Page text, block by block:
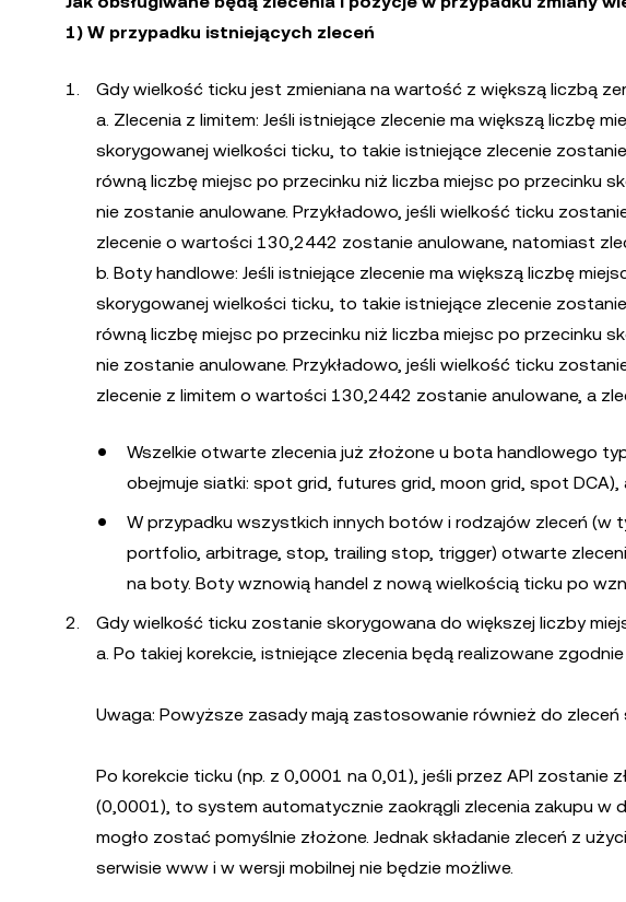
1) W przypadku istniejących zleceń
Gdy wielkość ticku jest zmieniana na wartość z większą liczbą
a. Zlecenia z limitem: Jeśli istniejące zlecenie ma większą liczbę
skorygowanej wielkości ticku, to takie istniejące zlecenie
równą liczbę miejsc po przecinku niż liczba miejsc po przecinku
nie zostanie anulowane. Przykładowo, jeśli wielkość ticku
zlecenie o wartości 130,2442 zostanie anulowane, natomiast
b. Boty handlowe: Jeśli istniejące zlecenie ma większą liczbę
skorygowanej wielkości ticku, to takie istniejące zlecenie
równą liczbę miejsc po przecinku niż liczba miejsc po przecinku
nie zostanie anulowane. Przykładowo, jeśli wielkość ticku
zlecenie z limitem o wartości 130,2442 zostanie anulowane, a
Wszelkie otwarte zlecenia już złożone u bota handlowego
obejmuje siatki: spot grid, futures grid, moon grid, spot
W przypadku wszystkich innych botów i rodzajów zleceń (w
portfolio, arbitrage, stop, trailing stop, trigger) otwarte
na boty. Boty wznowią handel z nową wielkością ticku po
Gdy wielkość ticku zostanie skorygowana do większej liczby
a. Po takiej korekcie, istniejące zlecenia będą realizowane
Uwaga: Powyższe zasady mają zastosowanie również do zleceń
Po korekcie ticku (np. z 0,0001 na 0,01), jeśli przez API zostanie
(0,0001), to system automatycznie zaokrągli zlecenia zakupu w
mogło zostać pomyślnie złożone. Jednak składanie zleceń z
serwisie www i w wersji mobilnej nie będzie możliwe.